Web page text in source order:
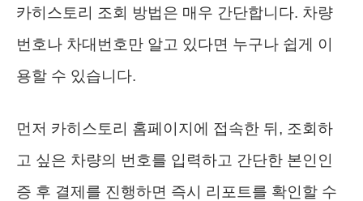
카히스토리 조회 방법은 매우 간단합니다. 차량
번호나 차대번호만 알고 있다면 누구나 쉽게 이
용할 수 있습니다.
먼저 카히스토리 홈페이지에 접속한 뒤, 조회하
고 싶은 차량의 번호를 입력하고 간단한 본인인
증 후 결제를 진행하면 즉시 리포트를 확인할 수